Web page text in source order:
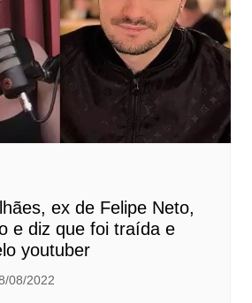
ex de Felipe Neto,
e diz que foi traída e
youtuber
08/2022